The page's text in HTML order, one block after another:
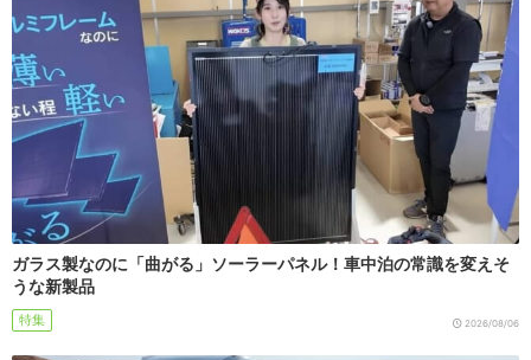
ガラス製なのに「曲がる」ソーラーパネル！車中泊の常識を変えそ
うな新製品
特集 2026/08/06